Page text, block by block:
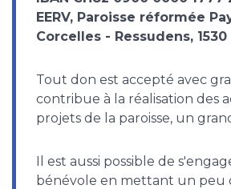
EERV, Paroisse réformée
Corcelles - Ressudens,
Tout don est accepté avec
contribue à la réalisation des
projets de la paroisse, un
Il est aussi possible de
bénévole en mettant un peu